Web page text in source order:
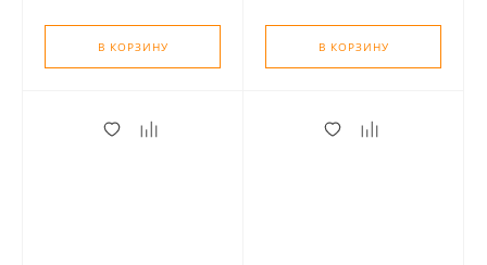
В КОРЗИНУ В КОРЗИНУ